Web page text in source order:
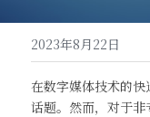
音视频
高清分
联系我们
2023年8月22日
在数字媒体技术的
话题。然而，对于